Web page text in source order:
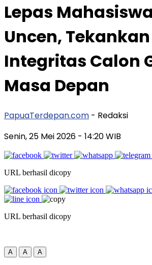
Lepas
Uncen, Tekankan
Integritas Calon
Masa Depan
PapuaTerdepan.com - Redaksi
Senin, 25 Mei 2026 - 14:20 WIB
URL berhasil dicopy
URL berhasil dicopy
A A A